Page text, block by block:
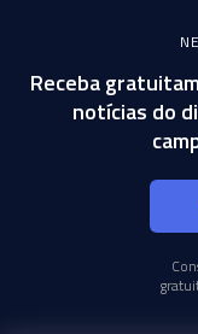
Receba
notícias do